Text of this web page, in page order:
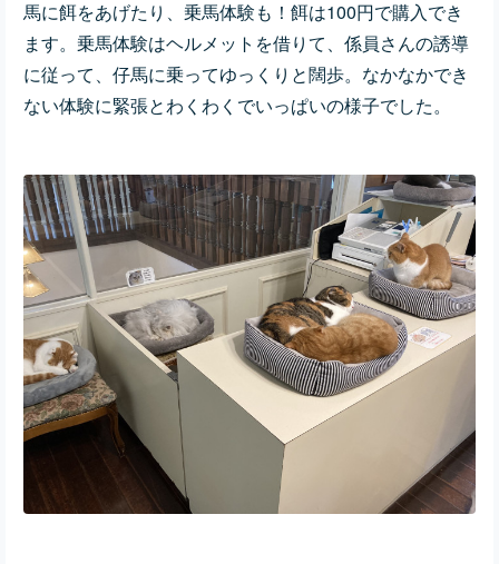
馬に餌をあげたり、乗馬体験も！餌は100円で購入でき
ます。乗馬体験はヘルメットを借りて、係員さんの誘導
に従って、仔馬に乗ってゆっくりと闊歩。なかなかでき
ない体験に緊張とわくわくでいっぱいの様子でした。